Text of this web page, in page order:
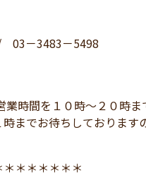
－3483－5498
時間を１０時～２０時ま
までお待ちしておりま
＊＊＊＊＊＊